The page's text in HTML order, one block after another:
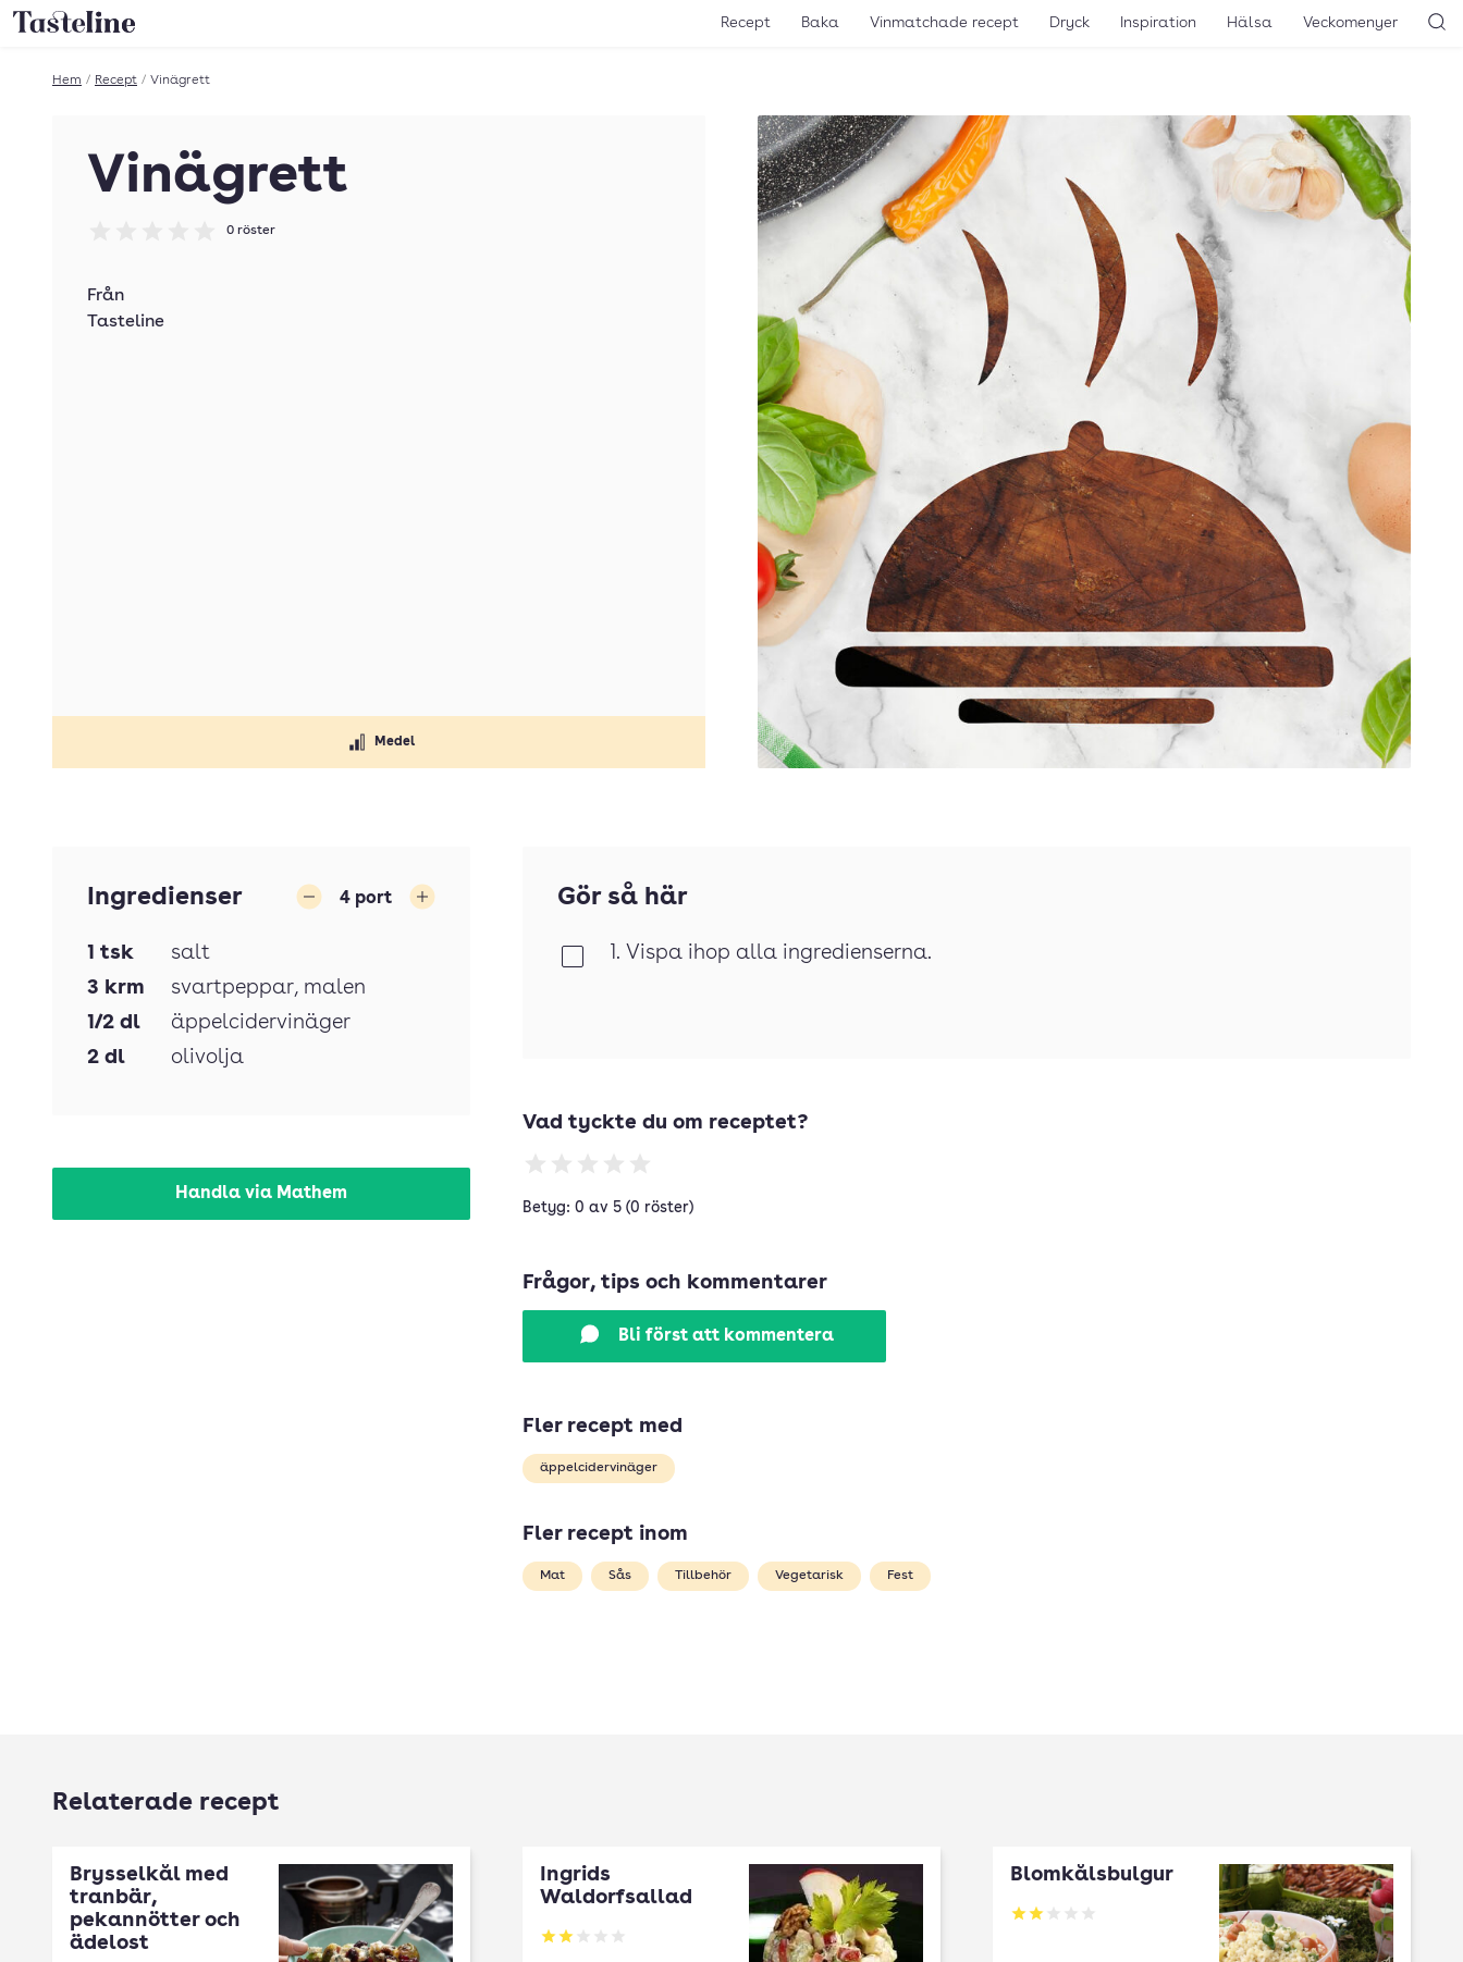
Till Tastelines startsida Recept Baka Vinmatchade recept Dryck Inspiration Hälsa Veckomenyer
Hem / Recept / Vinägrett
Vinägrett
0 röster
Medel
Från
Tasteline
Ingredienser 4 port
1 tsk
salt
3 krm svartpeppar, malen
1/2 dl
äppelcidervinäger
2 dl olivolja
Handla via Mathem
Gör så här
1. Vispa ihop alla ingredienserna.
Vad tyckte du om receptet?
Betyg: 0 av 5 (0 röster)
Frågor, tips och kommentarer
Bli först att kommentera
Fler recept med
äppelcidervinäger
Fler recept inom
Mat Sås Tillbehör Vegetarisk Fest
Relaterade recept
Brysselkål med
tranbär,
pekannötter och
ädelost
Ingrids
Waldorfsallad
Betyg: 2 av 5
Blomkålsbulgur
Betyg: 2 av 5